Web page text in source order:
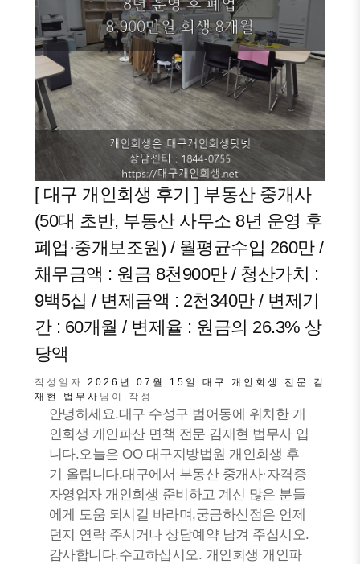
[ 대구 개인회생 후기 ] 부동산 중개사
(50대 초반, 부동산 사무소 8년 운영 후
폐업·중개보조원) / 월평균수입 260만 /
채무금액 : 원금 8천900만 / 청산가치 :
9백5십 / 변제금액 : 2천340만 / 변제기
간 : 60개월 / 변제율 : 원금의 26.3% 상
당액
작성일자 2026년 07월 15일
대구 개인회생 전문 김
재현 법무사 님이 작성
안녕하세요.대구 수성구 범어동에 위치한 개
인회생 개인파산 면책 전문 김재현 법무사 입
니다.오늘은 OO 대구지방법원 개인회생 후
기 올립니다.대구에서 부동산 중개사·자격증
자영업자 개인회생 준비하고 계신 많은 분들
에게 도움 되시길 바라며,궁금하신점은 언제
던지 연락 주시거나 상담예약 남겨 주십시오.
감사합니다.수고하십시오. 개인회생 개인파